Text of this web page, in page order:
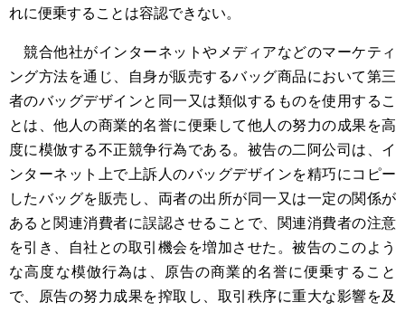
れに便乗することは容認できない。
競合他社がインターネットやメディアなどのマーケティ
ング方法を通じ、自身が販売するバッグ商品において第三
者のバッグデザインと同一又は類似するものを使用するこ
とは、他人の商業的名誉に便乗して他人の努力の成果を高
度に模倣する不正競争行為である。被告の二阿公司は、イ
ンターネット上で上訴人のバッグデザインを精巧にコピー
したバッグを販売し、両者の出所が同一又は一定の関係が
あると関連消費者に誤認させることで、関連消費者の注意
を引き、自社との取引機会を増加させた。被告のこのよう
な高度な模倣行為は、原告の商業的名誉に便乗すること
で、原告の努力成果を搾取し、取引秩序に重大な影響を及